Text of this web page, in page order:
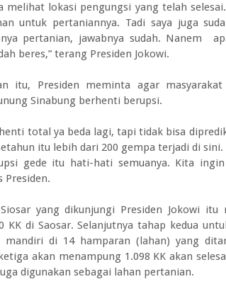
melihat lokasi pengungsi yang telah
untuk pertaniannya. Tadi saya juga
pertanian, jawabnya sudah. Nanem
beres,” terang Presiden Jokowi.
itu, Presiden meminta agar
Sinabung berhenti berupsi.
total ya beda lagi, tapi tidak bisa
itu lebih dari 200 gempa terjadi di
gede itu hati-hati semuanya. Kita
Presiden.
yang dikunjungi Presiden Jokowi
KK di Saosar. Selanjutnya tahap kedua
mandiri di 14 hamparan (lahan) yang
akan menampung 1.098 KK akan
digunakan sebagai lahan pertanian.